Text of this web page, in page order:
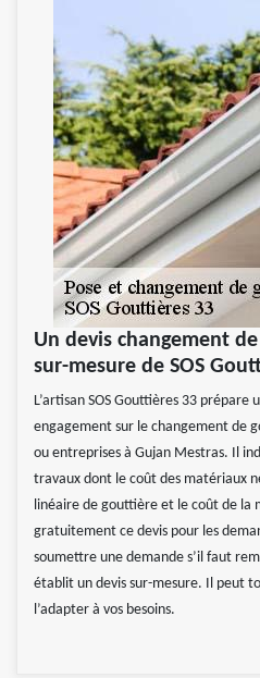
Un devis changement
sur-mesure de SOS
L’artisan SOS Gouttières 33 prépare
engagement sur le changement de
ou entreprises à Gujan Mestras. Il
travaux dont le coût des matériaux
linéaire de gouttière et le coût de la
gratuitement ce devis pour les
soumettre une demande s’il faut
établit un devis sur-mesure. Il peut
l’adapter à vos besoins.